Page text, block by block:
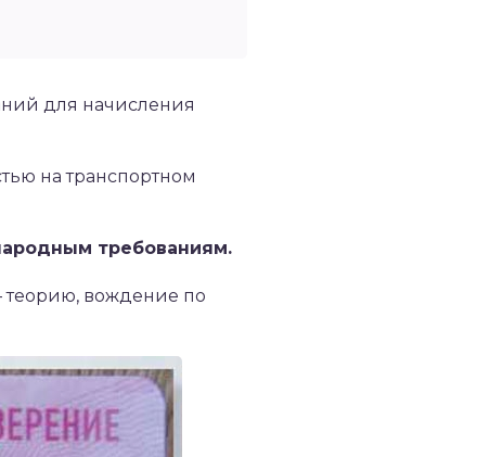
для начисления
на транспортном
требованиям.
теорию, вождение по